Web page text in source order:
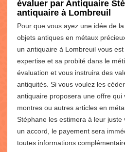
évaluer par Antiquaire
antiquaire à Lombreuil
Pour que vous ayez une idée de
objets antiques en métaux
un antiquaire à Lombreuil vous
expertise et sa probité dans le
évaluation et vous instruira des
antiquités. Si vous voulez les
antiquaire proposera une offre qui
montres ou autres articles en
Stéphane les estimera à leur juste
un accord, le payement sera
toutes informations